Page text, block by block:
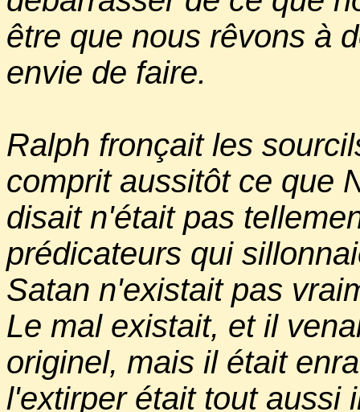
être que nous rêvons à
envie de faire.
Ralph fronçait les
comprit aussitôt ce que
disait n'était pas
prédicateurs qui
Satan n'existait pas
Le mal existait, et il
originel, mais il était
l'extirper était tout aussi